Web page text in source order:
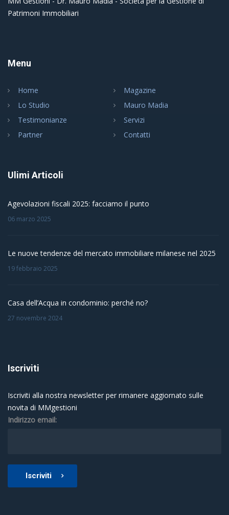
Patrimoni Immobiliari
Menu
Home
Magazine
Lo Studio
Mauro Madia
Testimonianze
Servizi
Partner
Contatti
Ulimi Articoli
Agevolazioni fiscali 2025: facciamo il punto
06 marzo 2025
Le nuove tendenze del mercato immobiliare milanese nel 2025
19 febbraio 2025
Casa dell’Acqua in condominio: perché no?
27 novembre 2024
Iscriviti
Iscriviti alla nostra newsletter per rimanere aggiornato sulle
novita di MMgestioni
Indirizzo email:
Iscriviti